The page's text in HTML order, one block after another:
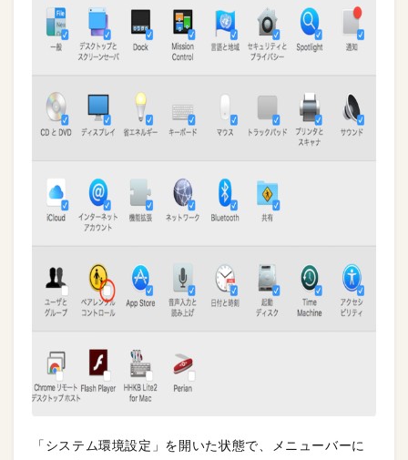
「システム環境設定」を開いた状態で、メニューバーに